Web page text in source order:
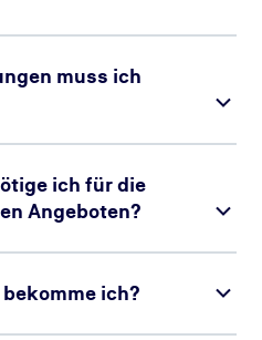
muss ich
ich für die
Angeboten?
ich?